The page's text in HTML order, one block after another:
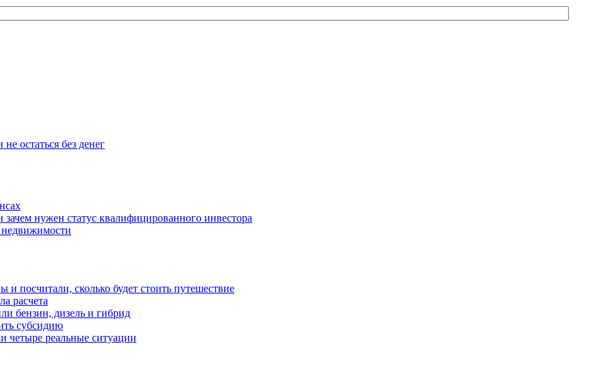
остаться без денег
нужен статус квалифицированного инвестора
посчитали, сколько будет стоить путешествие
расчета
бензин, дизель и гибрид
субсидию
четыре реальные ситуации